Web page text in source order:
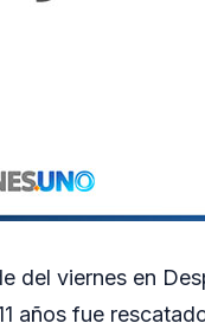
del viernes en
años fue